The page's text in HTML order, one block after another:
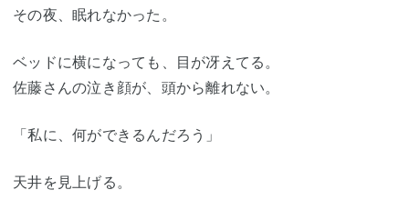
その夜、眠れなかった。
ベッドに横になっても、目が冴えてる。
佐藤さんの泣き顔が、頭から離れない。
「私に、何ができるんだろう」
天井を見上げる。